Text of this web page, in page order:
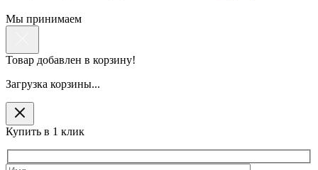
Мы принимаем
Товар добавлен в корзину!
Загрузка корзины...
Купить в 1 клик